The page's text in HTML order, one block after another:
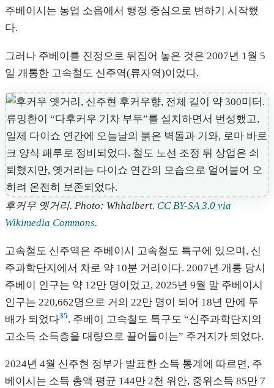
주베이시는 농업 소읍에서 행정 중심으로 변하기 시작했
다.
그러나 주베이를 진정으로 뒤집어 놓은 것은 2007년 1월 5
일 개통한 고속철도 신주역(류자역)이었다.
후커우 옛거리. Photo: Whhalbert. CC BY-SA 3.0 via
Wikimedia Commons.
고속철도 신주역은 주베이시 고속철도 특구에 있으며, 신
주과학단지에서 차로 약 10분 거리이다. 2007년 개통 당시
주베이 인구는 약 12만 명이었고, 2025년 9월 말 주베이시
인구는 220,662명으로 거의 22만 명이 되어 18년 만에 두
배가 되었다35. 주베이 고속철도 특구도 “신주과학단지의
고소득 소득층을 대량으로 끌어들이는” 주거지가 되었다.
2024년 4월 신주현 정부가 발표한 소득 통계에 따르면, 주
베이시는 소득 총액 평균 144만 2천 위안, 중위소득 85만 7